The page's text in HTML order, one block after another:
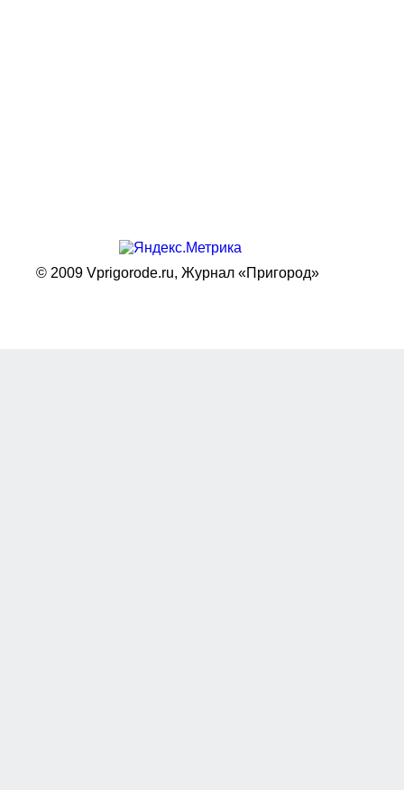
© 2009 Vprigorode.ru, Журнал «Пригород»